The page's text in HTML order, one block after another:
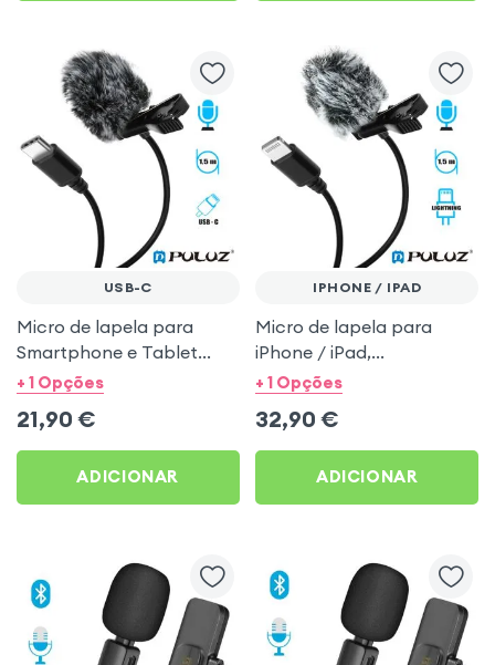
USB-C
Micro de lapela para
Smartphone e Tablet
USB-C, Omnidireccional
vento, comprimento 1,5m
- Puluz
+ 1 Opções
21,90 €
ADICIONAR
IPHONE / IPAD
Micro de lapela para
iPhone / iPad,
Omnidireccional com
comprimento 1,5m - Puluz
+ 1 Opções
32,90 €
ADICIONAR